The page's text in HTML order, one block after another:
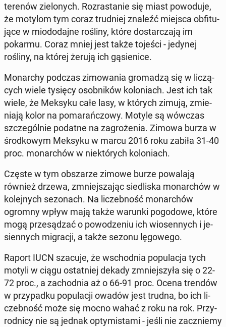
terenów zie­lo­nych. Roz­ra­sta­nie się miast po­wo­du­je,
że motylom tym coraz trud­niej znaleźć miejsca ob­fi­tu­
ją­ce w mio­do­daj­ne rośliny, które do­star­cza­ją im
pokarmu. Coraz mniej jest także tojeści - jedynej
rośliny, na której żerują ich gą­sie­ni­ce.
Mo­nar­chy podczas zi­mo­wa­nia gro­ma­dzą się w li­czą­
cych wiele tysięcy osob­ni­ków ko­lo­niach. Jest ich tak
wiele, że Meksyku całe lasy, w których zimują, zmie­
nia­ją kolor na po­ma­rań­czo­wy. Motyle są wówczas
szcze­gól­nie podatne na za­gro­że­nia. Zimowa burza w
środ­ko­wym Meksyku w marcu 2016 roku zabiła 31-40
proc. mo­nar­chów w nie­któ­rych ko­lo­niach.
Częste w tym ob­sza­rze zimowe burze po­wa­la­ją
również drzewa, zmniej­sza­jąc sie­dli­ska mo­nar­chów w
ko­lej­nych se­zo­nach. Na li­czeb­ność mo­nar­chów
ogromny wpływ mają także warunki po­go­do­we, które
mogą prze­są­dzać o po­wo­dze­niu ich wio­sen­nych i je­
sien­nych mi­gra­cji, a także sezonu lę­go­we­go.
Raport IUCN szacuje, że wschod­nia po­pu­la­cja tych
motyli w ciągu ostat­niej dekady zmniej­szy­ła się o 22-
72 proc., a za­chod­nia aż o 66-91 proc. Ocena trendów
w przy­pad­ku po­pu­la­cji owadów jest trudna, bo ich li­
czeb­ność może się mocno wahać z roku na rok. Przy­
rod­ni­cy nie są jednak opty­mi­sta­mi - jeśli nie za­cznie­my